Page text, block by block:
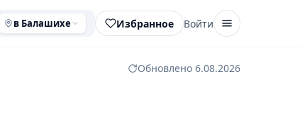
в Балашихе Избранное Войти
Обновлено 6.08.2026